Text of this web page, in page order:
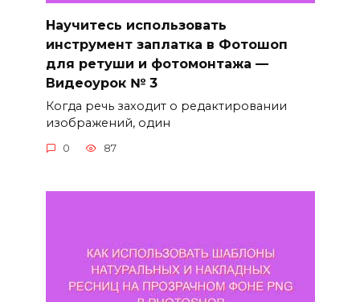
Научитесь использовать
инструмент заплатка в Фотошоп
для ретуши и фотомонтажа —
Видеоурок № 3
Когда речь заходит о редактировании
изображений, один
0 87